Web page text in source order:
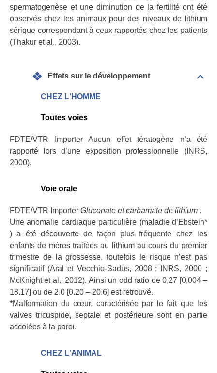
spermatogenèse et une diminution de la fertilité ont été
observés chez les animaux pour des niveaux de lithium
sérique correspondant à ceux rapportés chez les patients
(Thakur et al., 2003).
Effets sur le développement
CHEZ L'HOMME
Toutes voies
FDTE/VTR Importer Aucun effet tératogène n’a été
rapporté lors d’une exposition professionnelle (INRS,
2000).
Voie orale
FDTE/VTR Importer Gluconate et carbamate de lithium :
Une anomalie cardiaque particulière (maladie d’Ebstein*
) a été découverte de façon plus fréquente chez les
enfants de mères traitées au lithium au cours du premier
trimestre de la grossesse, toutefois le risque n’est pas
significatif (Aral et Vecchio-Sadus, 2008 ; INRS, 2000 ;
McKnight et al., 2012). Ainsi un odd ratio de 0,27 [0,004 –
18,17] ou de 2,0 [0,20 – 20,6] est retrouvé.
*Malformation du cœur, caractérisée par le fait que les
valves tricuspide, septale et postérieure sont en partie
accolées à la paroi.
CHEZ L'ANIMAL